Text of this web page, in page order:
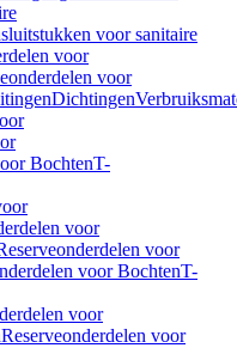
voor sanitaire
voor
voor
Dichtingen
BochtenT-
voor
voor
voor BochtenT-
voor
Reserveonderdelen voor